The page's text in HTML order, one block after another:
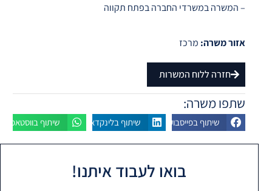
– המשרה במשרדי החברה בפתח תקווה
אזור משרה: מרכז
חזרה ללוח המשרות
שתפו משרה:
שיתוף בפייסבוק שיתוף בלינקדאין שיתוף בווסטאפ
בואו לעבוד איתנו!